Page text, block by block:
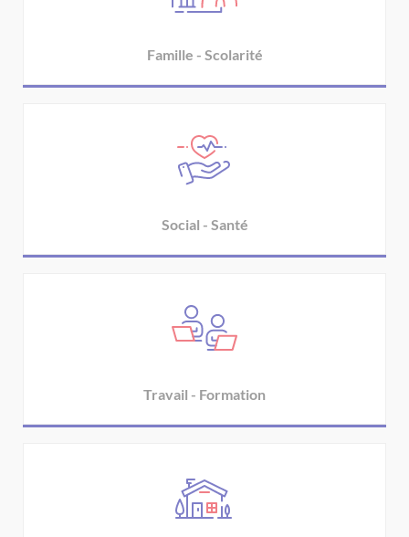
Famille - Scolarité
Social - Santé
Travail - Formation